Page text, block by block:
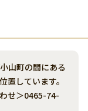
山町の間にある
置しています。
せ＞0465-74-